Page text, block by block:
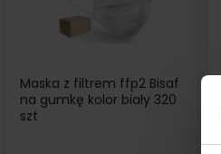
Maska z filtrem ffp2 Bisaf
na gumkę kolor biały 320
szt